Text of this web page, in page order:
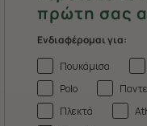
πρώτη σας
Ενδιαφέρομαι για:
Πουκάμισα
Polo
Πλεκτά